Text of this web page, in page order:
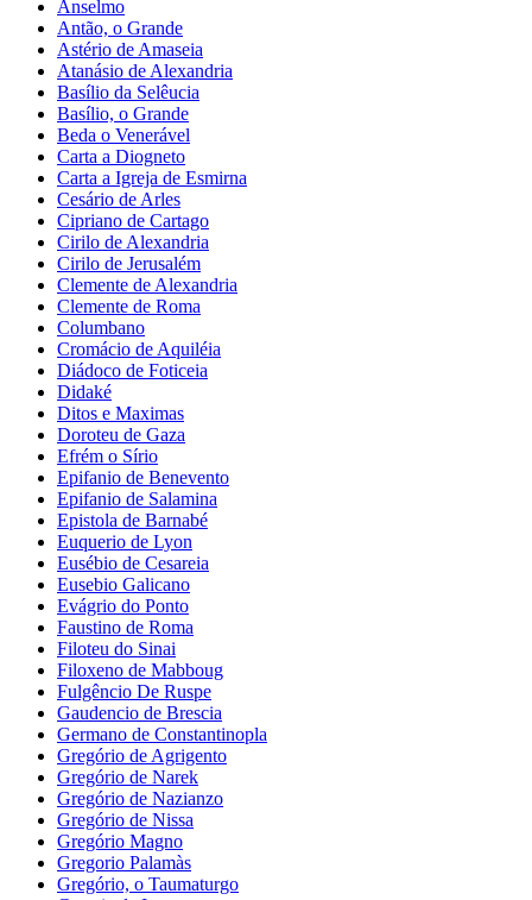
Anselmo
Antão, o Grande
Astério de Amaseia
Atanásio de Alexandria
Basílio da Selêucia
Basílio, o Grande
Beda o Venerável
Carta a Diogneto
Carta a Igreja de Esmirna
Cesário de Arles
Cipriano de Cartago
Cirilo de Alexandria
Cirilo de Jerusalém
Clemente de Alexandria
Clemente de Roma
Columbano
Cromácio de Aquiléia
Diádoco de Foticeia
Didaké
Ditos e Maximas
Doroteu de Gaza
Efrém o Sírio
Epifanio de Benevento
Epifanio de Salamina
Epistola de Barnabé
Euquerio de Lyon
Eusébio de Cesareia
Eusebio Galicano
Evágrio do Ponto
Faustino de Roma
Filoteu do Sinai
Filoxeno de Mabboug
Fulgêncio De Ruspe
Gaudencio de Brescia
Germano de Constantinopla
Gregório de Agrigento
Gregório de Narek
Gregório de Nazianzo
Gregório de Nissa
Gregório Magno
Gregorio Palamàs
Gregório, o Taumaturgo